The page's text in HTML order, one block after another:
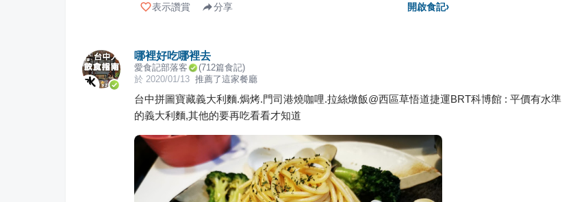
表示讚賞 分享 開啟食記›
哪裡好吃哪裡去
愛食記部落客 (712篇食記)
於 2020/01/13 推薦了這家餐廳
台中拼圖寶藏義大利麵.焗烤.門司港燒咖哩.拉絲燉飯@西區草悟道捷運BRT科博館 : 平價有水準
的義大利麵,其他的要再吃看看才知道